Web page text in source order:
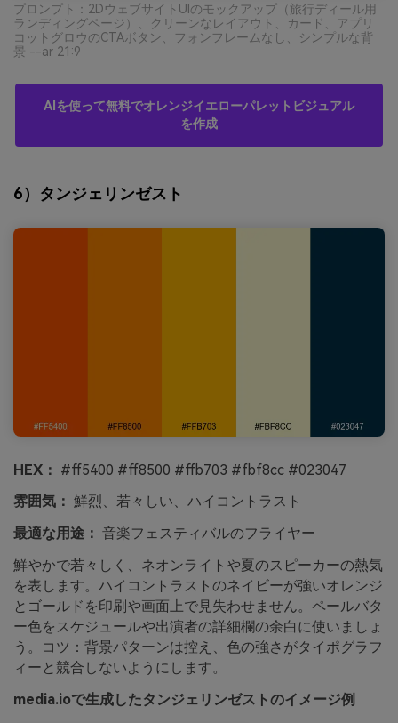
プロンプト：2DウェブサイトUIのモックアップ（旅行ディール用
ランディングページ）、クリーンなレイアウト、カード、アプリ
コットグロウのCTAボタン、フォンフレームなし、シンプルな背
景 --ar 21:9
AIを使って無料でオレンジイエローパレットビジュアル
を作成
6）タンジェリンゼスト
HEX： #ff5400 #ff8500 #ffb703 #fbf8cc #023047
雰囲気： 鮮烈、若々しい、ハイコントラスト
最適な用途： 音楽フェスティバルのフライヤー
鮮やかで若々しく、ネオンライトや夏のスピーカーの熱気
を表します。ハイコントラストのネイビーが強いオレンジ
とゴールドを印刷や画面上で見失わせません。ペールバタ
ー色をスケジュールや出演者の詳細欄の余白に使いましょ
う。コツ：背景パターンは控え、色の強さがタイポグラフ
ィーと競合しないようにします。
media.ioで生成したタンジェリンゼストのイメージ例